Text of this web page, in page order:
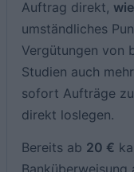
Auftrag direkt,
umständliches
Vergütungen von
Studien auch
sofort Aufträge
direkt loslegen.
Bereits ab 20 €